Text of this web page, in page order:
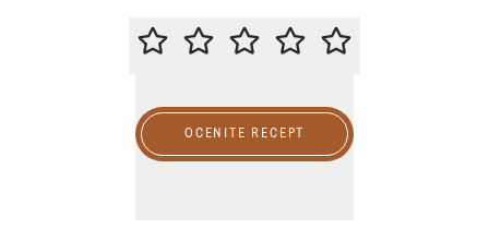
MOLIMO DA OCENITE OVAJ
OCENITE RECEPT